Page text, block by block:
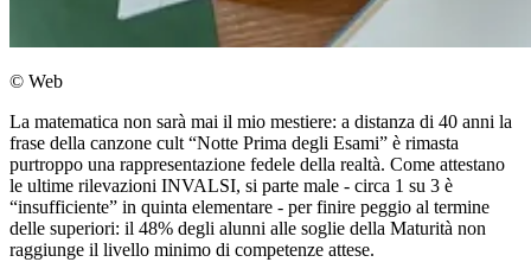
© Web
La matematica non sarà mai il mio mestiere: a distanza di 40 anni la
frase della canzone cult “Notte Prima degli Esami” è rimasta
purtroppo una rappresentazione fedele della realtà. Come attestano
le ultime rilevazioni INVALSI, si parte male - circa 1 su 3 è
“insufficiente” in quinta elementare - per finire peggio al termine
delle superiori: il 48% degli alunni alle soglie della Maturità non
raggiunge il livello minimo di competenze attese.